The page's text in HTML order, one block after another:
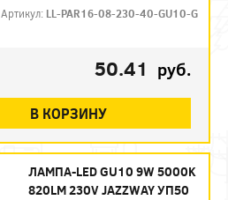
Артикул: LL-PAR16-08-230-40-GU10-G
50.41 руб.
В КОРЗИНУ
ЛАМПА-LED GU10 9W 5000K
820LM 230V JAZZWAY УП50